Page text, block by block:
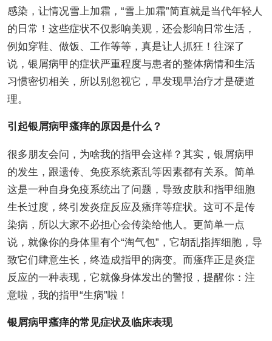
感染，让情况雪上加霜，“雪上加霜”简直就是当代年轻人
的日常！这些症状不仅影响美观，还会影响日常生活，
例如穿鞋、做饭、工作等等，真是让人抓狂！往深了
说，银屑病甲的症状严重程度与患者的整体病情和生活
习惯密切相关，所以别忽视它，早发现早治疗才是硬道
理。
引起银屑病甲瘙痒的原因是什么？
很多朋友会问，为啥我的指甲会这样？其实，银屑病甲
的发生，跟遗传、免疫系统紊乱等因素都有关系。简单
这是一种自身免疫系统出了问题，导致皮肤和指甲细胞
生长过度，终引发炎症反应及瘙痒等症状。这可不是传
染病，所以大家不必担心会传染给他人。更简单一点
说，就像你的身体里有个“淘气包”，它胡乱指挥细胞，导
致它们肆意生长，终造成指甲的病变。而瘙痒正是炎症
反应的一种表现，它就像身体发出的警报，提醒你：注
意啦，我的指甲“生病”啦！
银屑病甲瘙痒的常见症状及临床表现